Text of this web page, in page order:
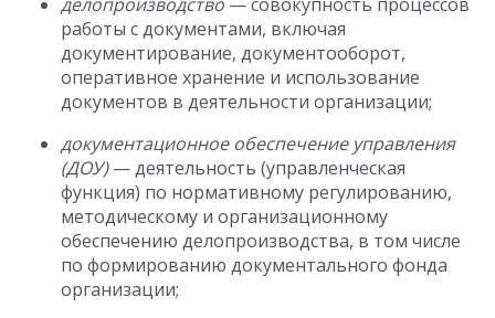
работы с документами, включая
документирование, документооборот,
оперативное хранение и использование
документов в деятельности организации;
документационное обеспечение управления
(ДОУ)— деятельность (управленческая
функция) по нормативному регулированию,
методическому и организационному
обеспечению делопроизводства, в том числе
по формированию документального фонда
организации;